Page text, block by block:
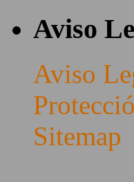
Aviso
Aviso
Sitemap